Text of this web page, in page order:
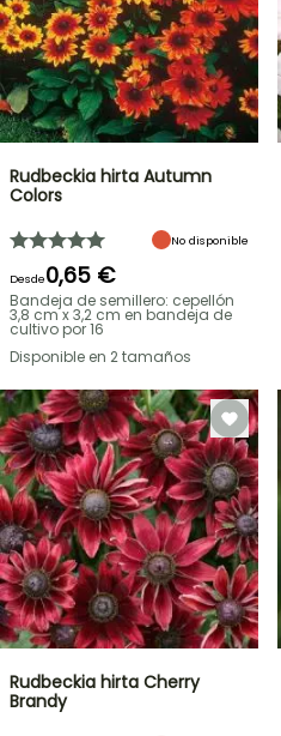
Rudbeckia hirta Autumn
Colors
No disponible
Desde0,65 €
Bandeja de semillero: cepellón
3,8 cm x 3,2 cm en bandeja de
cultivo por 16
Disponible en 2 tamaños
Rudbeckia hirta Cherry
Brandy